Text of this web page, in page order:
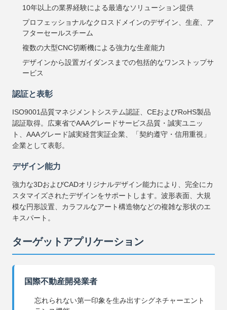
10年以上の業界経験による最適なソリューション提供
プロフェッショナルなクロスドメインのデザイン、生産、ア
フターセールスチーム
複数の大型CNC切断機による強力な生産能力
デザインから設置ガイダンスまでの包括的なワンストップサ
ービス
認証と表彰
ISO9001品質マネジメントシステム認証、CEおよびRoHS製品
認証取得。広東省でAAAグレードサービス品質・誠実ユニッ
ト、AAAグレード誠実経営実証企業、「契約遵守・信用重視」
企業として表彰。
デザイン能力
強力な3DおよびCADオリジナルデザイン能力により、完全にカ
スタマイズされたデザインをサポートします。波形表面、大規
模な円形設置、カラフルなアート構造物などの複雑な形状のエ
キスパート。
ターゲットアプリケーション
国際不動産開発業者
忘れられない第一印象を生み出すシグネチャーエント